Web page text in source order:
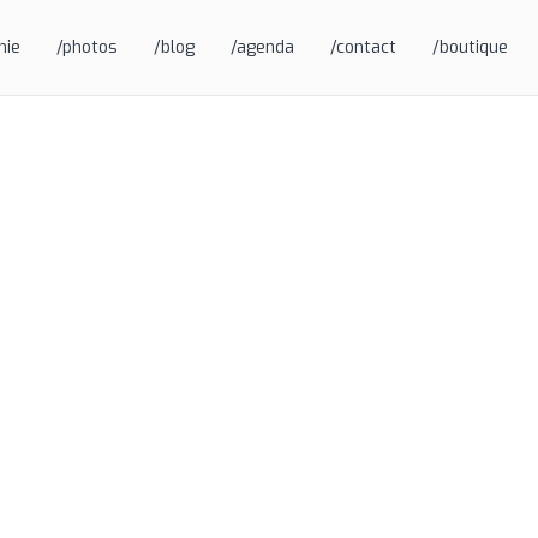
/photos /blog /agenda /contact /boutique